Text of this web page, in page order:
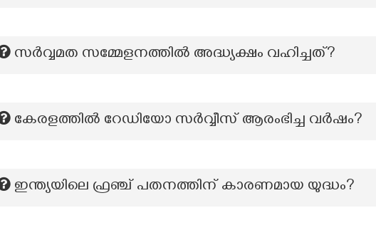
സർവ്വമത സമ്മേളനത്തിൽ അദ്ധ്യക്ഷം വഹിച്ചത്?
കേരളത്തില്‍ റേഡിയോ സര്‍വ്വീസ് ആരംഭിച്ച വര്‍ഷം?
ഇന്ത്യയിലെ ഫ്രഞ്ച് പതനത്തിന് കാരണമായ യുദ്ധം?